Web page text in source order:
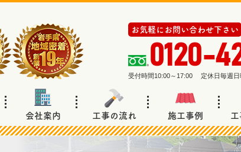
お気軽にお問い合わせ下さい
0120-
受付時間10:00～17:00 定休日毎週日
会社案内 工事の流れ 施工事例 工